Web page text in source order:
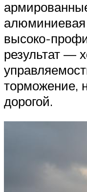
алюминиевая
высоко-
результат —
торможение,
дорогой.